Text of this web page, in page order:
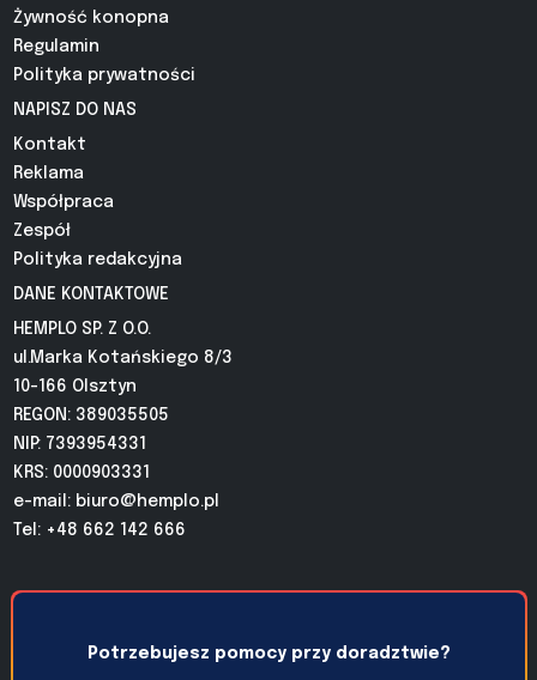
Żywność konopna
Regulamin
Polityka prywatności
NAPISZ DO NAS
Kontakt
Reklama
Współpraca
Zespół
Polityka redakcyjna
DANE KONTAKTOWE
HEMPLO SP. Z O.O.
ul.Marka Kotańskiego 8/3
10-166 Olsztyn
REGON: 389035505
NIP: 7393954331
KRS: 0000903331
e-mail: biuro@hemplo.pl
Tel: +48 662 142 666
Potrzebujesz pomocy przy doradztwie?